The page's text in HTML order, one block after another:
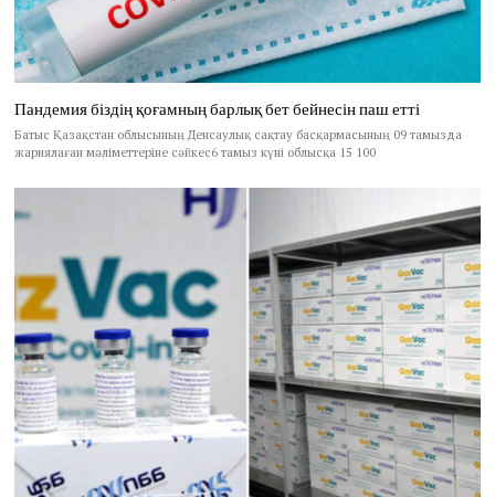
Пандемия біздің қоғамның барлық бет бейнесін паш етті
Батыс Қазақстан облысының Денсаулық сақтау басқармасының 09 тамызда
жариялаған мәліметтеріне сәйкес6 тамыз күні облысқа 15 100